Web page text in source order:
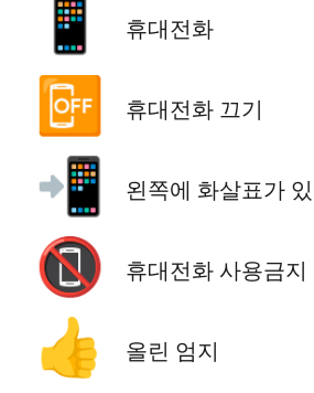
📱 휴대전화
📴 휴대전화 끄기
📲 왼쪽에 화살표가
📵 휴대전화 사용금지
👍 올린 엄지